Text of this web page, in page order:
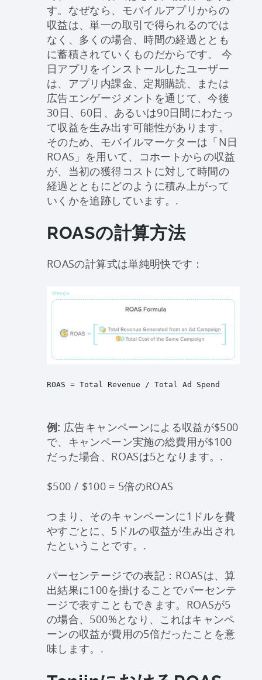
す。なぜなら、モバイルアプリからの
収益は、単一の取引で得られるのでは
なく、多くの場合、時間の経過ととも
に蓄積されていくものだからです。 今
日アプリをインストールしたユーザー
は、アプリ内課金、定期購読、または
広告エンゲージメントを通じて、今後
30日、60日、あるいは90日間にわたっ
て収益を生み出す可能性があります。
そのため、モバイルマーケターは「N日
ROAS」を用いて、コホートからの収益
が、当初の獲得コストに対して時間の
経過とともにどのように積み上がって
いくかを追跡しています。.
ROASの計算方法
ROASの計算式は単純明快です：
ROAS = Total Revenue / Total Ad Spend
例: 広告キャンペーンによる収益が$500
で、キャンペーン実施の総費用が$100
だった場合、ROASは5となります。.
$500 / $100 = 5倍のROAS
つまり、そのキャンペーンに1ドルを費
やすごとに、5ドルの収益が生み出され
たということです。.
パーセンテージでの表記：ROASは、算
出結果に100を掛けることでパーセンテ
ージで表すこともできます。ROASが5
の場合、500%となり、これはキャンペ
ーンの収益が費用の5倍だったことを意
味します。.